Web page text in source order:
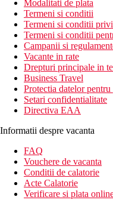
Modalitati de plata
Termeni si conditii
Termeni si conditii
Termeni si conditii
Campanii si
Vacante in rate
Drepturi principale in
Business Travel
Protectia datelor
Setari confidentialitate
Directiva EAA
Informatii despre vacanta
FAQ
Vouchere de vacanta
Conditii de calatorie
Acte Calatorie
Verificare si plata